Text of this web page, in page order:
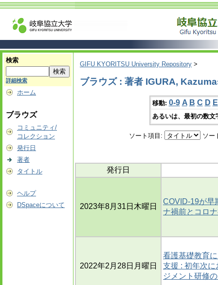
検索
詳細検索
ホーム
ブラウズ
コミュニティ/
コレクション
発行日
著者
タイトル
ヘルプ
DSpaceについて
GIFU KYORITSU University Repository >
ブラウズ : 著者 IGURA,
移動: 0-9 A B C D E
あるいは、最初の数
ソート項目: ソー
発行日
2023年8月31日木曜日
COVID-19が早
ナ禍前とコロ
2022年2月28日月曜日
看護基礎教育
支援 : 初年次
ジメント研修